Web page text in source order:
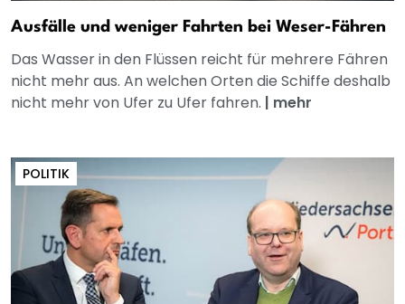
Ausfälle und weniger Fahrten bei Weser-Fähren
Das Wasser in den Flüssen reicht für mehrere Fähren
nicht mehr aus. An welchen Orten die Schiffe deshalb
nicht mehr von Ufer zu Ufer fahren. | mehr
POLITIK